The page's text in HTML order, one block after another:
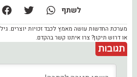
לשתף
מערכת החדשות עושה מאמץ לכבד זכויות יוצרים.
או דרוש תיקון? צרו איתנו קשר בהקדם.
תגובות